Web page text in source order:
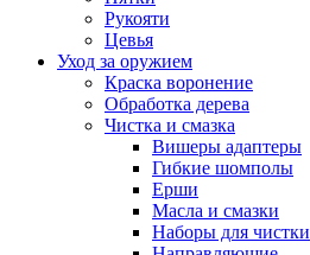
Рукояти
Цевья
Уход за оружием
Краска воронение
Обработка дерева
Чистка и смазка
Вишеры адаптеры
Гибкие шомполы
Ерши
Масла и смазки
Наборы для чистки